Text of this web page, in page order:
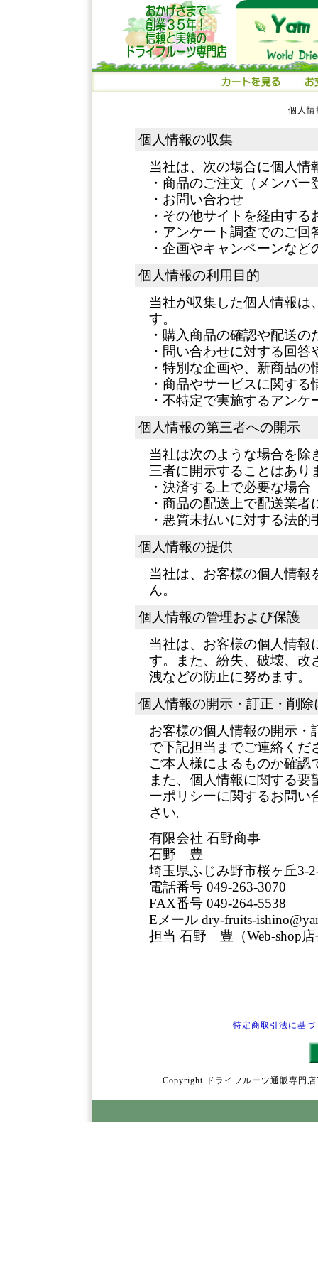
個人情
個人情報の収集
当社は、次の場合に個人情
・商品のご注文（メンバ
・お問い合わせ
・その他サイトを経由す
・アンケート調査でのご回
・企画やキャンペーンなど
個人情報の利用目的
当社が収集した個人情報は
す。
・購入商品の確認や配送の
・問い合わせに対する回
・特別な企画や、新商品
・商品やサービスに関す
・不特定で実施するアン
個人情報の第三者への開示
当社は次のような場合を除
三者に開示することはあり
・決済する上で必要な場合
・商品の配送上で配送業者
・悪質未払いに対する法的
個人情報の提供
当社は、お客様の個人情報
ん。
個人情報の管理および保護
当社は、お客様の個人情報
す。また、紛失、破壊、改
洩などの防止に努めます。
個人情報の開示・訂正・削
お客様の個人情報の開示・
で下記担当までご連絡くだ
ご本人様によるものか確
また、個人情報に関する
ーポリシーに関するお問い
さい。
有限会社 石野商事
石野 豊
埼玉県ふじみ野市桜ヶ丘3-
電話番号 049-263-3070
FAX番号 049-264-5538
Eメール dry-fruits-
担当 石野 豊（Web-shop店
特定商取引法に基づ
Copyright ドライフルーツ通販専門